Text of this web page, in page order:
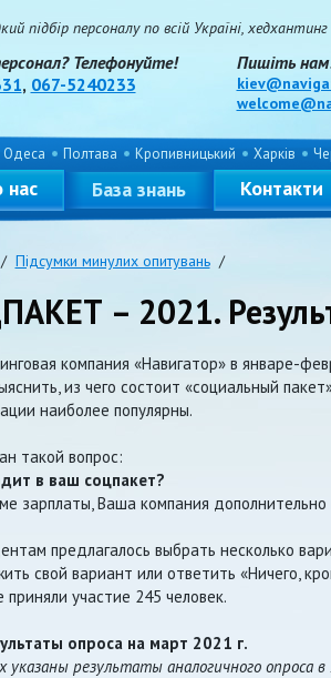
персоналу по всій Україні, хедхантинг
Телефонуйте!
, 067-5240233
Пишіть
Одеса Полтава Кропивницький Харків
нас База знань Контакти
/ Підсумки минулих опитувань/
– 2021.
компания «Навигатор» в январе-
из чего состоит «социальный
наиболее популярны.
такой вопрос:
в ваш соцпакет?
зарплаты, Ваша компания дополнительно
предлагалось выбрать несколько
свой вариант или ответить «Ничего,
приняли участие 245 человек.
опроса на март 2021 г.
указаны результаты аналогичного опроса в